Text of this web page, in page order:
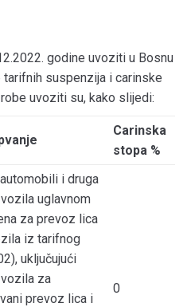
godine uvoziti u Bosnu
suspenzija i carinske
uvoziti su, kako slijedi:
Carinska
stopa %
i druga
uglavnom
za prevoz lica
iz tarifnog
uključujući
za
prevoz lica i
0